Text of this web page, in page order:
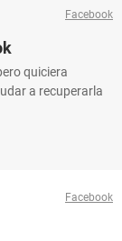
Facebook
quiciera
a recuperarla
Facebook